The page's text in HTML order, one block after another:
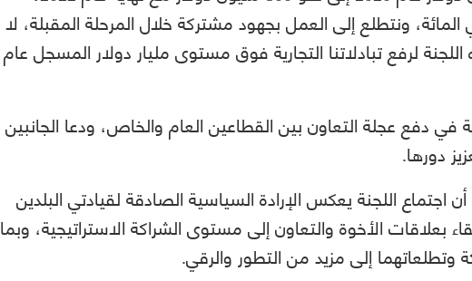
نموا بنسبة 14 في المائة، ونتطلع إلى العمل بجهود مشتركة خلال المرحلة المقبلة، لا
لرفع تبادلاتنا التجارية فوق مستوى مليار دولار المسجل عام
في دفع عجلة التعاون بين القطاعين العام والخاص، ودعا الجانبين
دورها.
اجتماع اللجنة يعكس الإرادة السياسية الصادقة لقيادتي البلدين
بعلاقات الأخوة والتعاون إلى مستوى الشراكة الاستراتيجية، وبما
إلى مزيد من التطور والرقي.